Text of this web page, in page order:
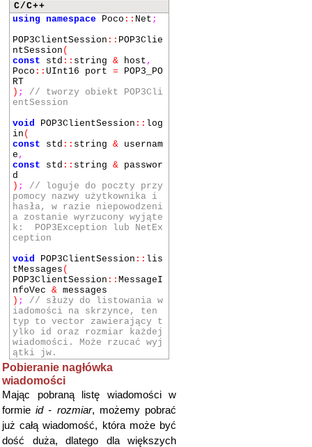
C/C++
using namespace Poco :: Net ;
POP3ClientSession :: POP3Clie
ntSession (
const std :: string & host ,
Poco :: UInt16 port = POP3_PO
RT
) ;
// tworzy obiekt POP3Cli
entSession
void POP3ClientSession :: log
in (
const std :: string & usernam
e ,
const std :: string & passwor
d
) ;
// loguje do poczty przy
pomocy nazwy użytkownika i
hasła, w razie niepowodzeni
a zostanie wyrzucony wyjąte
k: POP3Exception lub NetEx
ception
void POP3ClientSession :: lis
tMessages (
POP3ClientSession :: MessageI
nfoVec & messages
) ;
// służy do listowania w
iadomości na skrzynce, ten
typ to vector zawierający t
ylko id oraz rozmiar każdej
wiadomości. Może rzucać wyj
ątki jw.
Pobieranie nagłówka
wiadomości
Mając pobraną listę wiadomości w
formieid - rozmiar, możemy pobrać
już całą wiadomość, która może być
dość duża, dlatego dla większych